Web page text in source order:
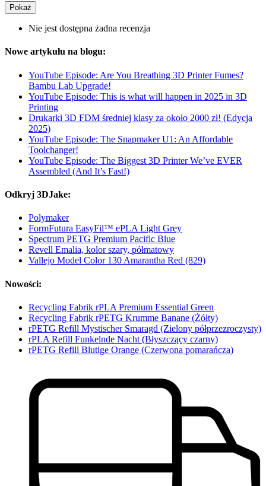
Pokaż
Nie jest dostępna żadna recenzja
Nowe artykułu na blogu:
YouTube Episode: Are You Breathing 3D Printer Fumes?
Bambu Lab Upgrade!
YouTube Episode: This is what will happen in 2025 in 3D
Printing
Drukarki 3D FDM średniej klasy za około 2000 zł! (Edycja
2025)
YouTube Episode: The Snapmaker U1: An Affordable
Toolchanger!
YouTube Episode: The Biggest 3D Printer We’ve EVER
Assembled (And It’s Fast!)
Odkryj 3DJake:
Polymaker
FormFutura EasyFil™ ePLA Light Grey
Spectrum PETG Premium Pacific Blue
Revell Emalia, kolor szary, półmatowy
Vallejo Model Color 130 Amarantha Red (829)
Nowości:
Recycling Fabrik rPLA Premium Essential Green
Recycling Fabrik rPETG Krumme Banane (Żółty)
rPETG Refill Mystischer Smaragd (Zielony półprzezroczysty)
rPLA Refill Funkelnde Nacht (Błyszczący czarny)
rPETG Refill Blutige Orange (Czerwona pomarańcza)